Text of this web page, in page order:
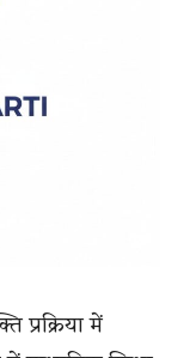
प्रक्रिया में